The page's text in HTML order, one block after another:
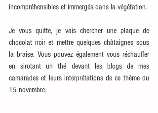
incompréhensibles et immergés dans la végétation.
Je vous quitte, je vais chercher une plaque de
chocolat noir et mettre quelques châtaignes sous
la braise. Vous pouvez également vous réchauffer
en sirotant un thé devant les blogs de mes
camarades et leurs interprétations de ce thème du
15 novembre.